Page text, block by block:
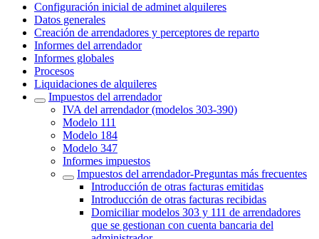
Configuración inicial de adminet alquileres
Datos generales
Creación de arrendadores y perceptores de reparto
Informes del arrendador
Informes globales
Procesos
Liquidaciones de alquileres
Impuestos del arrendador
IVA del arrendador (modelos 303-390)
Modelo 111
Modelo 184
Modelo 347
Informes impuestos
Impuestos del arrendador‎-Preguntas más frecuentes‎
Introducción de otras facturas emitidas
Introducción de otras facturas recibidas
Domiciliar modelos 303 y 111 de arrendadores
que se gestionan con cuenta bancaria del